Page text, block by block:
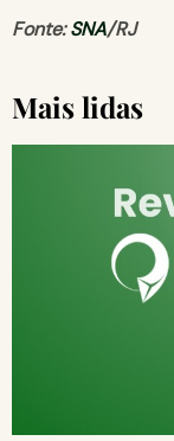
Fonte:SNA/RJ
Mais lidas